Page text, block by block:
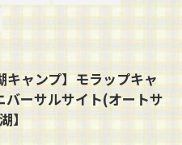
キャンプ】モラップキャ
バーサルサイト(オートサ
】